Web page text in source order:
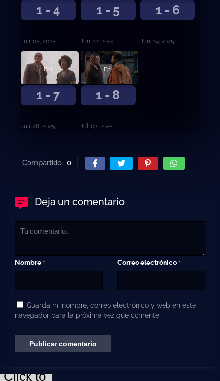
1 - 4
Jun. 05, 2025
1 - 5
Jun. 12, 2025
1 - 6
Jun. 19, 2025
1 - 7
Episodio 7
Jun. 26, 2025
1 - 8
Episodio 8
Jul. 03, 2025
Compartido 0
Deja un comentario
Nombre * Correo electrónico *
Guarda mi nombre, correo electrónico y web en este
navegador para la próxima vez que comente.